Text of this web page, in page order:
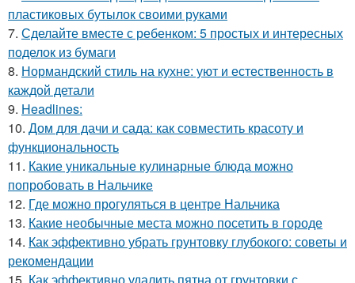
пластиковых бутылок своими руками
7. Сделайте вместе с ребенком: 5 простых и интересных
поделок из бумаги
8. Нормандский стиль на кухне: уют и естественность в
каждой детали
9. Headlines:
10. Дом для дачи и сада: как совместить красоту и
функциональность
11. Какие уникальные кулинарные блюда можно
попробовать в Нальчике
12. Где можно прогуляться в центре Нальчика
13. Какие необычные места можно посетить в городе
14. Как эффективно убрать грунтовку глубокого: советы и
рекомендации
15. Как эффективно удалить пятна от грунтовки с